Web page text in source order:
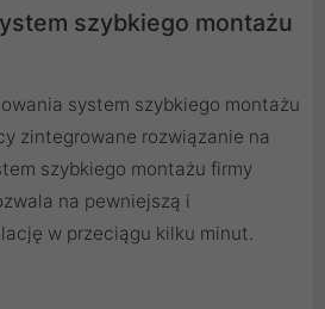
szybkiego montażu
system szybkiego montażu
zintegrowane rozwiązanie na
szybkiego montażu firmy
na pewniejszą i
w przeciągu kilku minut.